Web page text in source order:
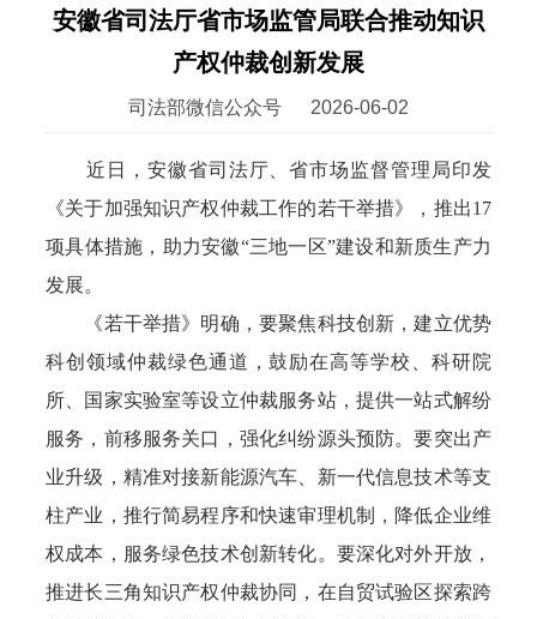
安徽省司法厅省市场监管局联合推动知识
产权仲裁创新发展
司法部微信公众号 2026-06-02
近日，安徽省司法厅、省市场监督管理局印发
《关于加强知识产权仲裁工作的若干举措》，推出17
项具体措施，助力安徽“三地一区”建设和新质生产力
发展。
《若干举措》明确，要聚焦科技创新，建立优势
科创领域仲裁绿色通道，鼓励在高等学校、科研院
所、国家实验室等设立仲裁服务站，提供一站式解纷
服务，前移服务关口，强化纠纷源头预防。要突出产
业升级，精准对接新能源汽车、新一代信息技术等支
柱产业，推行简易程序和快速审理机制，降低企业维
权成本，服务绿色技术创新转化。要深化对外开放，
推进长三角知识产权仲裁协同，在自贸试验区探索跨